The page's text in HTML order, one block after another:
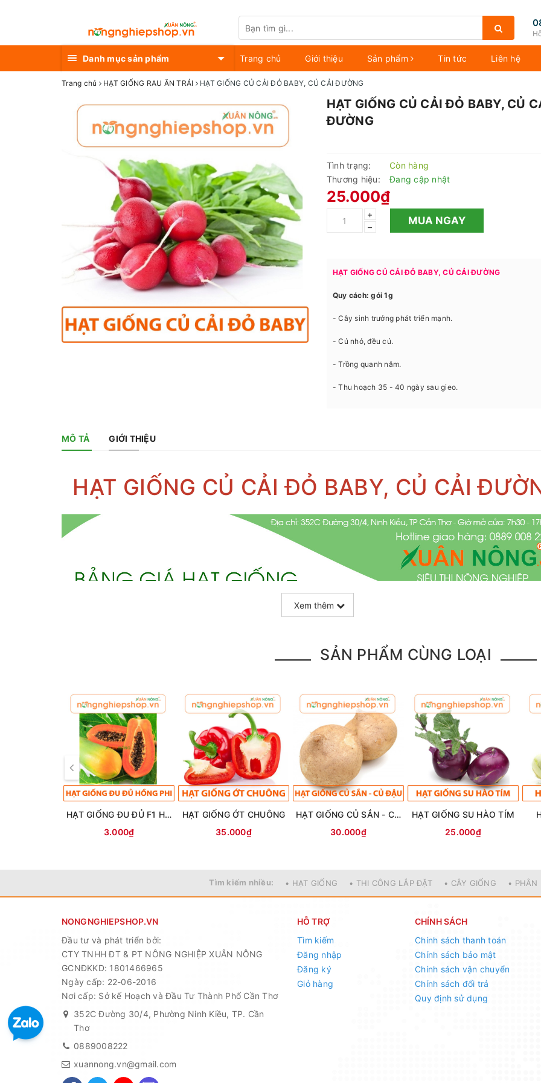
Danh mục sản phẩm Trang chủ Giới thiệu Sản phẩm Tin tức Liên hệ
Trang chủ HẠT GIỐNG RAU ĂN TRÁI HẠT GIỐNG CỦ CẢI ĐỎ BABY, CỦ CẢI ĐƯỜNG
HẠT GIỐNG CỦ CẢI ĐỎ BABY, CỦ
ĐƯỜNG
Tình trạng:
Còn hàng
Thương hiệu:
Đang cập nhật
25.000₫
+
–
MUA NGAY
HẠT GIỐNG CỦ CẢI ĐỎ BABY, CỦ CẢI ĐƯỜNG
Quy cách: gói 1g
- Cây sinh trưởng phát triển mạnh.
- Củ nhỏ, đều củ.
- Trồng quanh năm.
- Thu hoạch 35 - 40 ngày sau gieo.
MÔ TẢ GIỚI THIỆU
HẠT GIỐNG CỦ CẢI ĐỎ BABY, CỦ CẢI
Xem thêm
SẢN PHẨM CÙNG LOẠI
HẠT GIỐNG ĐU ĐỦ F1 HỒNG PHI
3.000₫
HẠT GIỐNG ỚT CHUÔNG
35.000₫
HẠT GIỐNG CỦ SẮN - CỦ ĐẬU
30.000₫
HẠT GIỐNG SU HÀO TÍM
25.000₫
Tìm kiếm nhiều: • HẠT GIỐNG • THI CÔNG LẮP ĐẶT • CÂY GIỐNG • PHÂN
NONGNGHIEPSHOP.VN
Đầu tư và phát triển bởi:
CTY TNHH ĐT & PT NÔNG NGHIỆP XUÂN NÔNG
GCNĐKKD: 1801466965
Ngày cấp: 22-06-2016
Nơi cấp: Sở kế Hoạch và Đầu Tư Thành Phố Cần Thơ
352C Đường 30/4, Phường Ninh Kiều, TP. Cần
Thơ
0889008222
xuannong.vn@gmail.com
HỖ TRỢ
Tìm kiếm
Đăng nhập
Đăng ký
Giỏ hàng
CHÍNH SÁCH
Chính sách thanh toán
Chính sách bảo mật
Chính sách vận chuyển
Chính sách đổi trả
Quy định sử dụng